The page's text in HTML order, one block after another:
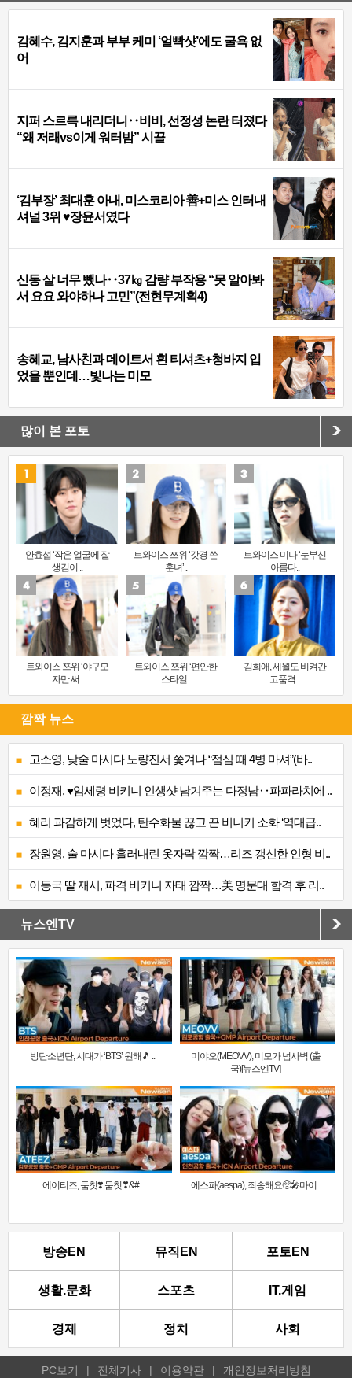
김혜수, 김지훈과 부부 케미 ‘얼빡샷’에도 굴욕 없
어
지퍼 스르륵 내리더니‥비비, 선정성 논란 터졌다
“왜 저래vs이게 워터밤” 시끌
‘김부장’ 최대훈 아내, 미스코리아 善+미스 인터내
셔널 3위 ♥장윤서였다
신동 살 너무 뺐나‥37㎏ 감량 부작용 “못 알아봐
서 요요 와야하나 고민”(전현무계획4)
송혜교, 남사친과 데이트서 흰 티셔츠+청바지 입
었을 뿐인데…빛나는 미모
많이 본 포토
안효섭 ‘작은 얼굴에 잘
생김이 ..
트와이스 쯔위 ‘갓경 쓴
훈녀’..
트와이스 미나 ‘눈부신
아름다..
트와이스 쯔위 ‘야구모
자만 써..
트와이스 쯔위 ‘편안한
스타일..
김희애, 세월도 비켜간
고품격 ..
깜짝 뉴스
고소영, 낮술 마시다 노량진서 쫓겨나 “점심 때 4병 마셔”(바..
이정재, ♥임세령 비키니 인생샷 남겨주는 다정남‥파파라치에 ..
혜리 과감하게 벗었다, 탄수화물 끊고 끈 비니키 소화 ‘역대급..
장원영, 술 마시다 흘러내린 옷자락 깜짝…리즈 갱신한 인형 비..
이동국 딸 재시, 파격 비키니 자태 깜짝…美 명문대 합격 후 리..
뉴스엔TV
방탄소년단, 시대가 ‘BTS’ 원해🎵 ..
미야오(MEOVV), 미모가 넘사벽 (출
국)[뉴스엔TV]
에이티즈, 둠칫❣️ 둠칫❣&#.. 에스파(aespa), 죄송해요🥺🎤마이..
방송EN 뮤직EN 포토EN
생활.문화 스포츠 IT.게임
경제 정치 사회
PC보기 | 전체기사 | 이용약관 | 개인정보처리방침